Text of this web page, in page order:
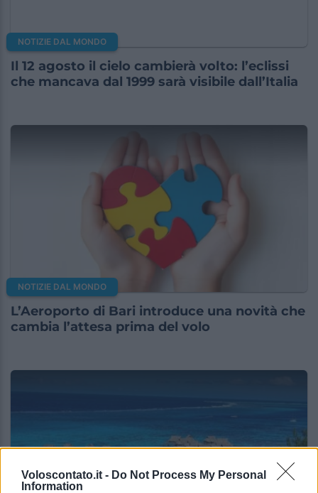
Voloscontato.it - Do Not Process My Personal
Information
NOTIZIE DAL MONDO
Il 12 agosto il cielo cambierà volto: l’eclissi
che mancava dal 1999 sarà visibile dall’Italia
NOTIZIE DAL MONDO
L’Aeroporto di Bari introduce una novità che
cambia l’attesa prima del volo